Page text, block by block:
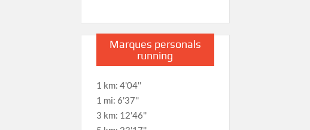
Marques personals
running
1 km: 4'04''
1 mi: 6'37''
3 km: 12'46''